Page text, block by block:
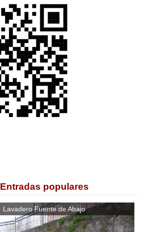
Entradas populares
Lavadero Fuente de Abajo